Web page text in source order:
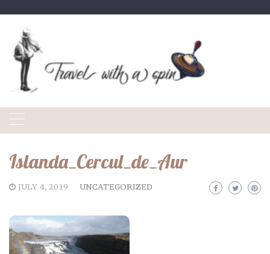
content
Islanda_Cercul_de_Aur
JULY 4, 2019 UNCATEGORIZED